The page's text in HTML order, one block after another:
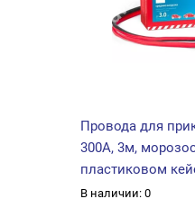
Провода для
300А, 3м,
пластиковом
В наличии: 0